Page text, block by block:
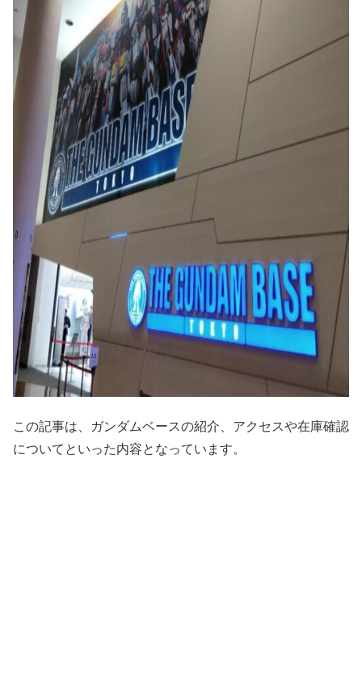
この記事は、ガンダムベースの紹介、アクセスや在庫確認
についてといった内容となっています。